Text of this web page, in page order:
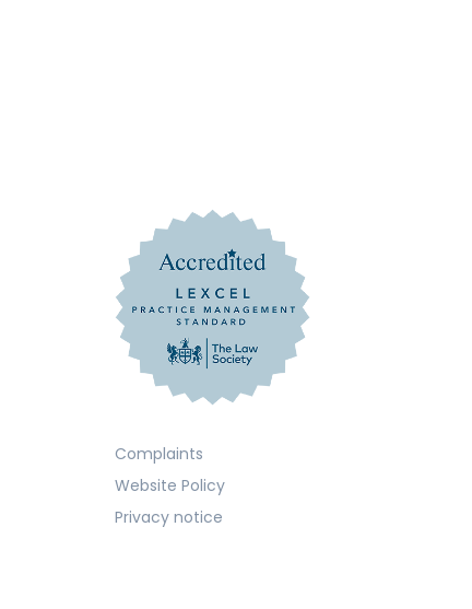
Complaints
Website Policy
Privacy notice